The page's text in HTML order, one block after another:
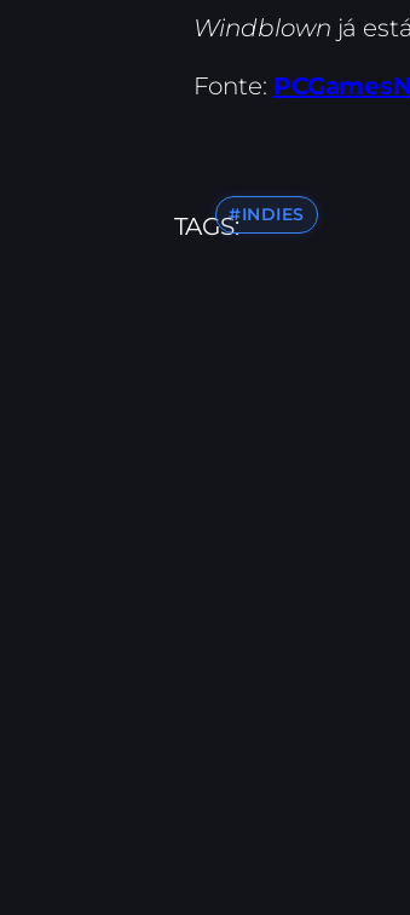
Windblown já
Fonte: PCGamesN
TAGS:#INDIES